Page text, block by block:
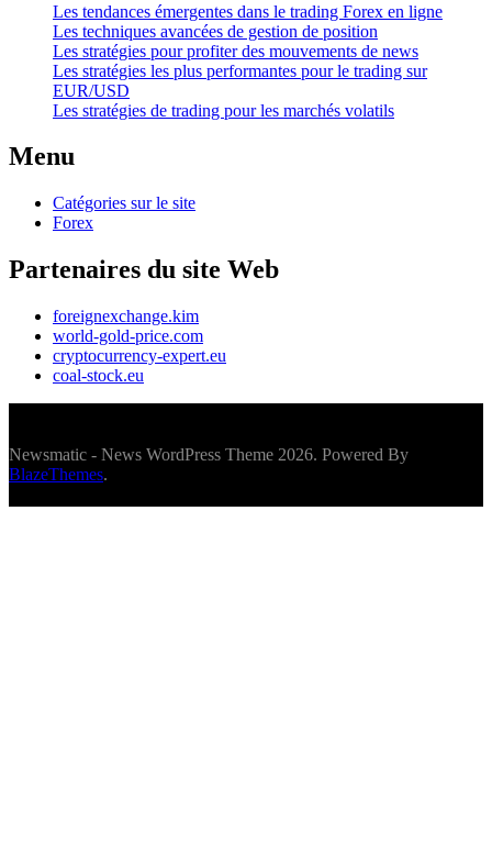
Les tendances émergentes dans le trading Forex en ligne
Les techniques avancées de gestion de position
Les stratégies pour profiter des mouvements de news
Les stratégies les plus performantes pour le trading sur
EUR/USD
Les stratégies de trading pour les marchés volatils
Menu
Catégories sur le site
Forex
Partenaires du site Web
foreignexchange.kim
world-gold-price.com
cryptocurrency-expert.eu
coal-stock.eu
Newsmatic - News WordPress Theme 2026. Powered By
BlazeThemes.